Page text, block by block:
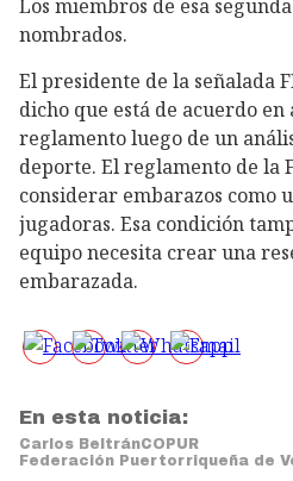
Los miembros de esa
nombrados.
El presidente de la señalada
dicho que está de acuerdo
reglamento luego de un
deporte. El reglamento de la
considerar embarazos como
jugadoras. Esa condición
equipo necesita crear una
embarazada.
En esta noticia:
Carlos BeltránCOPUR
Federación Puertorriqueña de